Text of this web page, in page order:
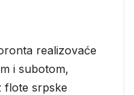
realizovaće
i subotom,
flote srpske